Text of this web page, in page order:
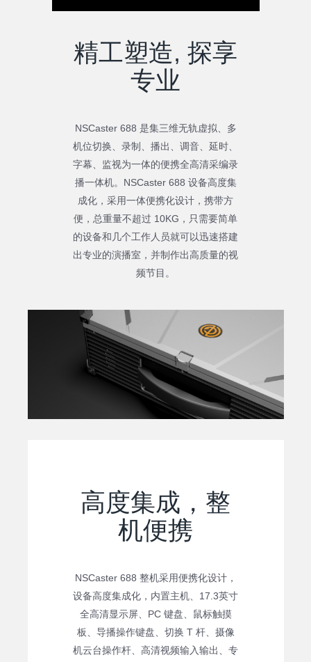
精工塑造, 探享
专业
NSCaster 688 是集三维无轨虚拟、多
机位切换、录制、播出、调音、延时、
字幕、监视为一体的便携全高清采编录
播一体机。NSCaster 688 设备高度集
成化，采用一体便携化设计，携带方
便，总重量不超过 10KG，只需要简单
的设备和几个工作人员就可以迅速搭建
出专业的演播室，并制作出高质量的视
频节目。
高度集成，整
机便携
NSCaster 688 整机采用便携化设计，
设备高度集成化，内置主机、17.3英寸
全高清显示屏、PC 键盘、鼠标触摸
板、导播操作键盘、切换 T 杆、摄像
机云台操作杆、高清视频输入输出、专